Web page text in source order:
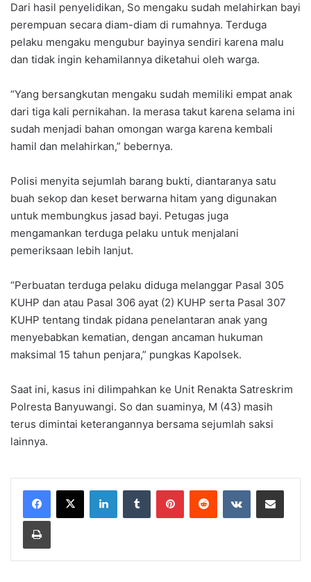
Dari hasil penyelidikan, So mengaku sudah melahirkan bayi
perempuan secara diam-diam di rumahnya. Terduga
pelaku mengaku mengubur bayinya sendiri karena malu
dan tidak ingin kehamilannya diketahui oleh warga.
“Yang bersangkutan mengaku sudah memiliki empat anak
dari tiga kali pernikahan. Ia merasa takut karena selama ini
sudah menjadi bahan omongan warga karena kembali
hamil dan melahirkan,” bebernya.
Polisi menyita sejumlah barang bukti, diantaranya satu
buah sekop dan keset berwarna hitam yang digunakan
untuk membungkus jasad bayi. Petugas juga
mengamankan terduga pelaku untuk menjalani
pemeriksaan lebih lanjut.
“Perbuatan terduga pelaku diduga melanggar Pasal 305
KUHP dan atau Pasal 306 ayat (2) KUHP serta Pasal 307
KUHP tentang tindak pidana penelantaran anak yang
menyebabkan kematian, dengan ancaman hukuman
maksimal 15 tahun penjara,” pungkas Kapolsek.
Saat ini, kasus ini dilimpahkan ke Unit Renakta Satreskrim
Polresta Banyuwangi. So dan suaminya, M (43) masih
terus dimintai keterangannya bersama sejumlah saksi
lainnya.
LinkedInTumblr PinterestReddit VKontakteShare via Email
Print